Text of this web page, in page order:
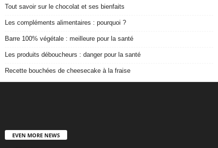
Tout savoir sur le chocolat et ses bienfaits
Les compléments alimentaires : pourquoi ?
Barre 100% végétale : meilleure pour la santé
Les produits déboucheurs : danger pour la santé
Recette bouchées de cheesecake à la fraise
EVEN MORE NEWS